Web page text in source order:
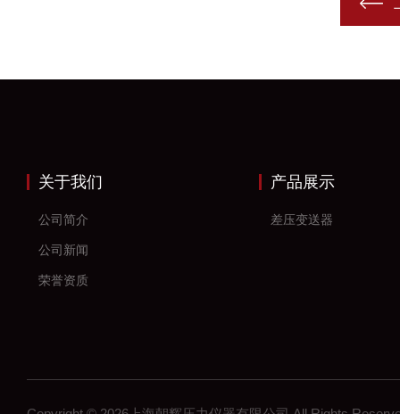
关于我们
公司简介
公司新闻
荣誉资质
产品展示
差压变送器